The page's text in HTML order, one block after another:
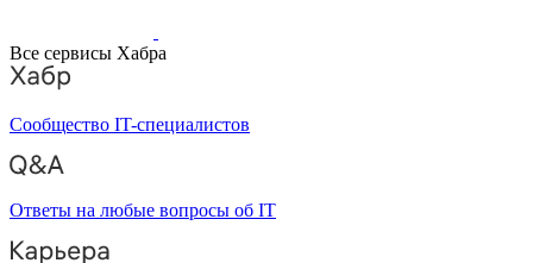
Все сервисы Хабра
Сообщество IT-специалистов
Ответы на любые вопросы об IT